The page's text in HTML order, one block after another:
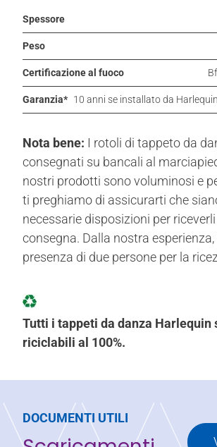
Spessore
Peso
Certificazione al fuoco
Garanzia* 10 anni se installato da
Nota bene: I rotoli di tappeto da
consegnati su bancali al
nostri prodotti sono voluminosi e
ti preghiamo di assicurarti che
necessarie disposizioni per
consegna. Dalla nostra
presenza di due persone per la
Tutti i tappeti da danza Harlequin
riciclabili al 100%.
DOCUMENTI UTILI